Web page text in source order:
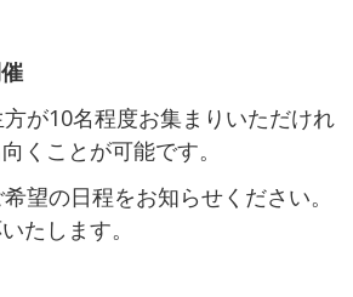
が10名程度お集まりいただけれ
くことが可能です。
日程をお知らせください。
たします。